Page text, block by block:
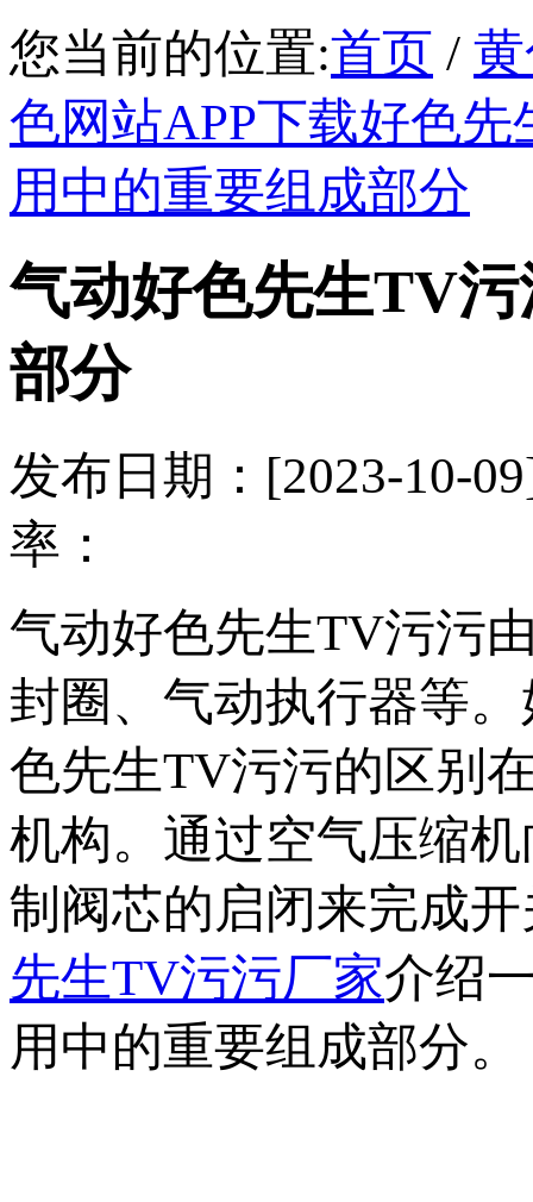
您当前的位置:首页 /
色网站APP下载好色先
用中的重要组成部分
气动好色先生TV
部分
发布日期：[2023-
率：
气动好色先生TV污污由以
封圈、气动执行器等
色先生TV污污的区别
机构。通过空气压缩
制阀芯的启闭来完成开
先生TV污污厂家介绍
用中的重要组成部分。